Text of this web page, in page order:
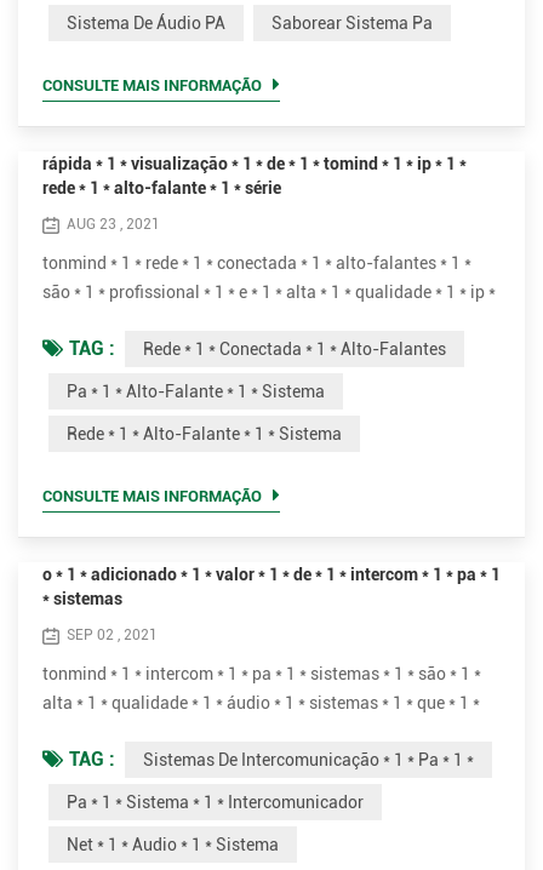
musical ou outra fonte de som acústico ou som gravado ou
suficientemente...
Sistema De Áudio PA Saborear Sistema Pa
CONSULTE MAIS INFORMAÇÃO
rápida * 1 * visualização * 1 * de * 1 * tomind * 1 * ip * 1 *
rede * 1 * alto-falante * 1 * série
AUG 23 , 2021
tonmind * 1 * rede * 1 * conectada * 1 * alto-falantes * 1 *
são * 1 * profissional * 1 * e * 1 * alta * 1 * qualidade * 1 * ip *
perfeitos * 1 * para * 1 * ao vivo * 1 * ou * 1 * programado * 1
* voz * 1 * mensagens * 1 * para reproduzir * 1 * fundo * 1 *
* 1 * alarme...
TAG : Rede * 1 * Conectada * 1 * Alto-Falantes
Pa * 1 * Alto-Falante * 1 * Sistema
Rede * 1 * Alto-Falante * 1 * Sistema
CONSULTE MAIS INFORMAÇÃO
o * 1 * adicionado * 1 * valor * 1 * de * 1 * intercom * 1 * pa * 1
* sistemas
SEP 02 , 2021
tonmind * 1 * intercom * 1 * pa * 1 * sistemas * 1 * são * 1 *
alta * 1 * qualidade * 1 * áudio * 1 * sistemas * 1 * que * 1 *
casos diferentes * 1 *, * 1 * para * 1 * instância, * 1 * escolas,
* 1 * escritórios, * 1 * varejo * 1 * lojas, * 1 * público * 1 *
anúncios * 1...
TAG : Sistemas De Intercomunicação * 1 * Pa * 1 *
Pa * 1 * Sistema * 1 * Intercomunicador
Net * 1 * Audio * 1 * Sistema